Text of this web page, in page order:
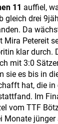
11 auffiel,
gleich drei
Da
Mira Petereit
klar durch.
mit 3:0
sie es bis in
hat, die in
Im
vom TTF
Monate